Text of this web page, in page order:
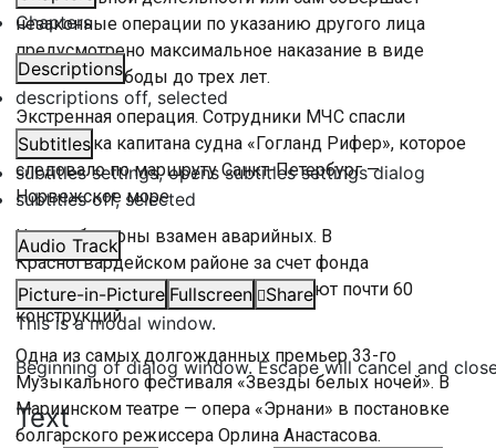
Chapters
Descriptions
descriptions off, selected
Subtitles
subtitles settings, opens subtitles settings dialog
subtitles off, selected
Audio Track
Picture-in-Picture Fullscreen
Share
This is a modal window.
Beginning of dialog window. Escape will cancel and
Text
незаконные операции по указанию другого лица
предусмотрено максимальное наказание в виде
лишения свободы до трех лет.
Экстренная операция. Сотрудники МЧС спасли
помощника капитана судна «Гогланд Рифер», которое
следовало по маршруту Санкт-Петербург —
Норвежское море.
Новые балконы взамен аварийных. В
Красногвардейском районе за счет фонда
капитального ремонта отремонтируют почти 60
конструкций.
Одна из самых долгожданных премьер 33-го
Музыкального фестиваля «Звезды белых ночей». В
Мариинском театре — опера «Эрнани» в постановке
болгарского режиссера Орлина Анастасова.